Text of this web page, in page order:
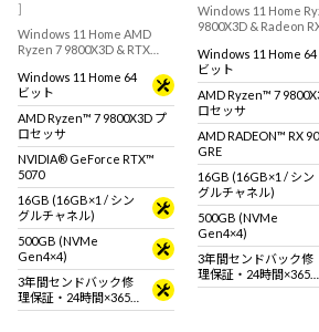
]
Windows 11 Home AMD
Ryzen 7 9800X3D & RTX
ないミニタワー型ゲーミン
グデスクトップPC。
『Minecraft: Java &
Bedrock Edition for PC』付
属。
Windows 11 Home 64
ビット
AMD Ryzen™ 7 9800X3D プ
ロセッサ
NVIDIA® GeForce RTX™
5070
16GB (16GB×1 / シン
グルチャネル)
500GB (NVMe
Gen4×4)
3年間センドバック修
理保証・24時間×365
日電話サポート
Windows 11 Home
9800X3D & Radeon
ング性能を備えたミ
ー型デスクトップPC
『Minecraft: Java &
Bedrock Edition for
属。
Windows 11 Home 64
ビット
AMD Ryzen™ 7
ロセッサ
AMD RADEON™ RX
GRE
16GB (16GB×1 / シン
グルチャネル)
500GB (NVMe
Gen4×4)
3年間センドバック修
理保証・24時間×365
日電話サポート